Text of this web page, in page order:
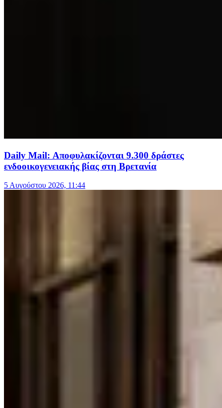
Daily Mail: Αποφυλακίζονται 9.300 δράστες
ενδοοικογενειακής βίας στη Βρετανία
5 Αυγούστου 2026, 11:44